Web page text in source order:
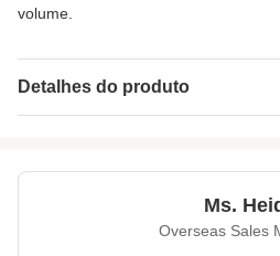
volume.
Detalhes do produto
Native/Regenerative:Nativo
Ms.
Overseas Sales